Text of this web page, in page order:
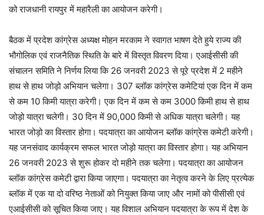
को राजधानी रायपुर में महारैली का आयोजन करेगी।
बैठक में प्रदेश कांग्रेस अध्यक्ष मोहन मरकाम ने स्वागत भाषण देते हुये राज्य की
भौगोलिक एवं राजनैतिक स्थिति के बारे में विस्तृत विवरण दिया। एआईसीसी की
संचालन समिति ने निर्णय लिया कि 26 जनवरी 2023 से पूरे प्रदेश में 2 महीने
हाथ से हाथ जोड़ो अभियान चलेगा। 307 ब्लॉक कांग्रेस कमेटियां एक दिन में कम
से कम 10 किमी यात्रा करेगी। एक दिन में कम से कम 3000 किमी हाथ से हाथ
जोड़ो यात्रा चलेगी। 30 दिन में 90,000 किमी से अधिक यात्रा चलेगी। यह
भारत जोड़ो का विस्तार होगा। पदयात्रा का आयोजन ब्लॉक कांग्रेस कमेटी करेगी।
यह जनसंवाद कार्यक्रम सफल भारत जोड़ो यात्रा का विस्तार होगा। यह अभियान
26 जनवरी 2023 से शुरू होकर दो महीने तक चलेगा। पदयात्रा का आयोजन
ब्लॉक कांग्रेस कमेटी द्वारा किया जाएगा। पदयात्रा का नेतृत्व करने के लिए प्रत्येक
ब्लॉक में एक या दो वरिष्ठ नेताओं को नियुक्त किया जाए और नामों को पीसीसी एवं
एआईसीसी को सूचित किया जाए। यह विशाल अभियान पदयात्रा के रूप में देश के